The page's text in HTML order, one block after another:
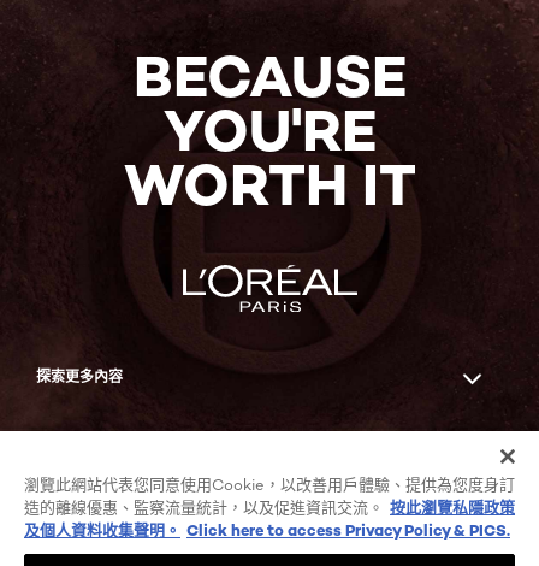
BECAUSE
YOU'RE
WORTH IT
探索更多內容
COOKIE列表
私隱政策及個人資料收集聲明
瀏覽此網站代表您同意使用Cookie，以改善用戶體驗、提供為您度身訂
造的離線優惠、監察流量統計，以及促進資訊交流。 按此瀏覽私隱政策
及個人資料收集聲明。 Click here to access Privacy Policy & PICS.